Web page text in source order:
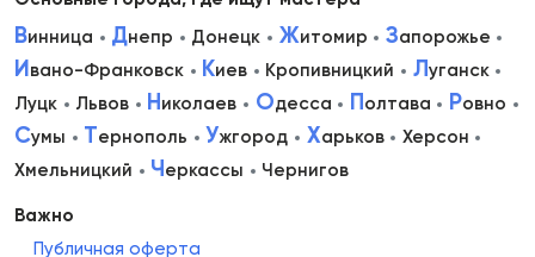
Винница Днепр Донецк Житомир Запорожье
Ивано-Франковск Киев Кропивницкий Луганск
Луцк
Львов Николаев Одесса Полтава Ровно
Сумы Тернополь Ужгород Харьков
Херсон
Хмельницкий
Черкассы Чернигов
Важно
Публичная оферта